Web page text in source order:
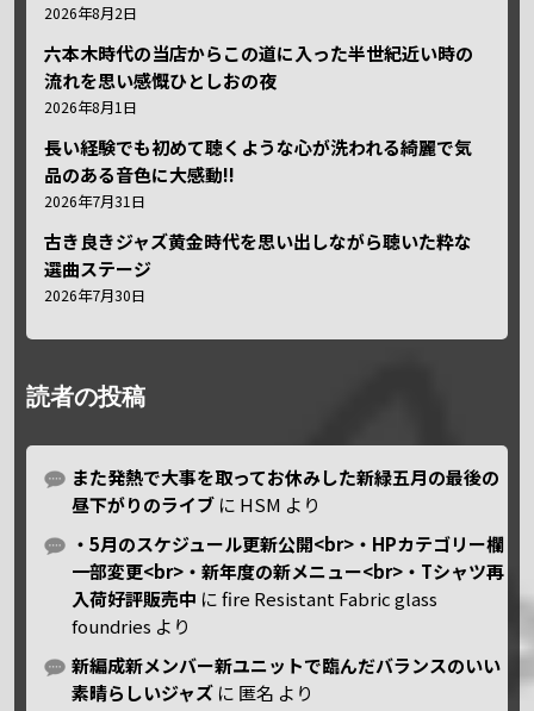
2026年8月2日
六本木時代の当店からこの道に入った半世紀近い時の
流れを思い感慨ひとしおの夜
2026年8月1日
長い経験でも初めて聴くような心が洗われる綺麗で気
品のある音色に大感動!!
2026年7月31日
古き良きジャズ黄金時代を思い出しながら聴いた粋な
選曲ステージ
2026年7月30日
読者の投稿
また発熱で大事を取ってお休みした新緑五月の最後の
昼下がりのライブ に HSM より
・5月のスケジュール更新公開<br>・HPカテゴリー欄
一部変更<br>・新年度の新メニュー<br>・Tシャツ再
入荷好評販売中 にfire Resistant Fabric glass
foundries より
新編成新メンバー新ユニットで臨んだバランスのいい
素晴らしいジャズ に 匿名 より